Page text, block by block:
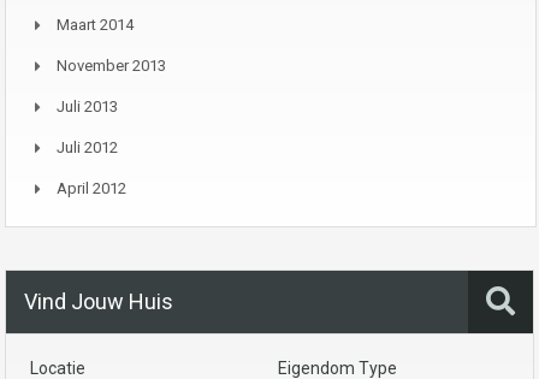
Maart 2014
November 2013
Juli 2013
Juli 2012
April 2012
Vind Jouw Huis
Locatie Eigendom Type